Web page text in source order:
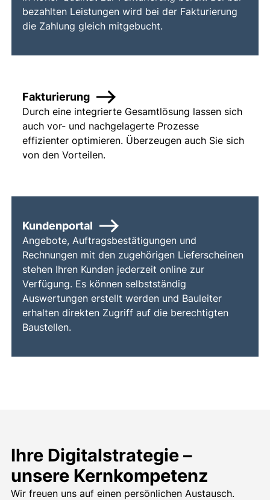
bezahlten Leistungen wird bei der Fakturierung
die Zahlung gleich mitgebucht.
Fakturierung
Durch eine integrierte Gesamtlösung lassen sich
auch vor- und nachgelagerte Prozesse
effizienter optimieren. Überzeugen auch Sie sich
von den Vorteilen.
Kundenportal
Angebote, Auftragsbestätigungen und
Rechnungen mit den zugehörigen Lieferscheinen
stehen Ihren Kunden jederzeit online zur
Verfügung. Es können selbstständig
Auswertungen erstellt werden und Bauleiter
erhalten direkten Zugriff auf die berechtigten
Baustellen.
Ihre Digitalstrategie –
unsere Kernkompetenz
Wir freuen uns auf einen persönlichen Austausch.